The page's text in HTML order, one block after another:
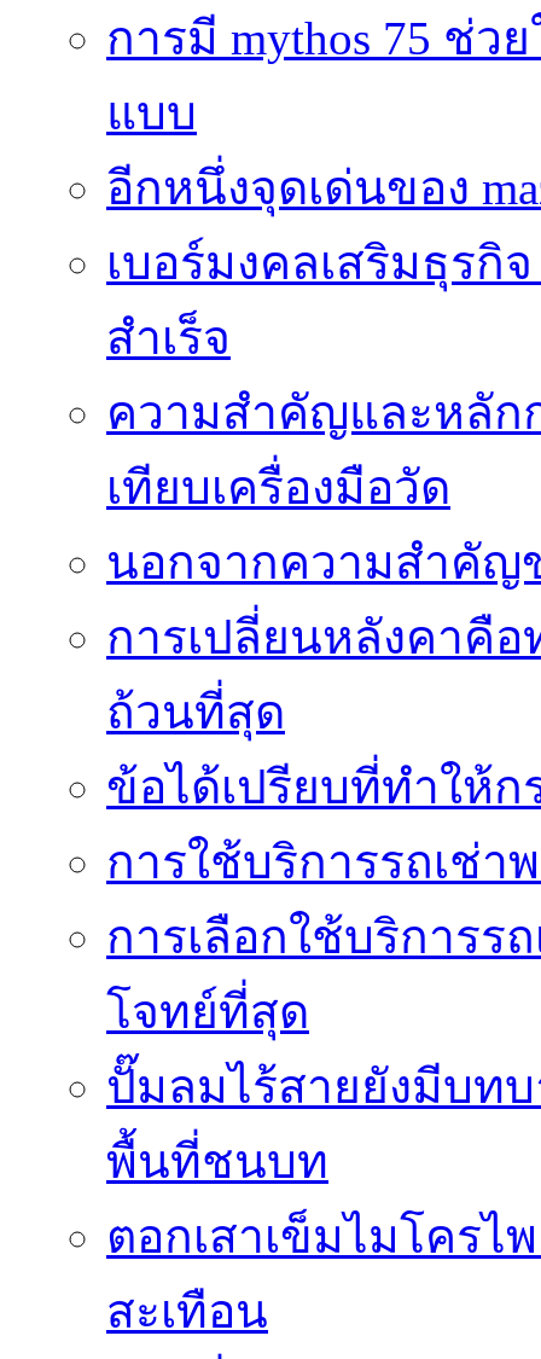
การมี mythos 75 ช่
แบบ
อีกหนึ่งจุดเด่นของ
เบอร์มงคลเสริมธุร
สำเร็จ
ความสำคัญและหลัก
เทียบเครื่องมือวัด
นอกจากความสำคัญ
การเปลี่ยนหลังคาคื
ถ้วนที่สุด
ข้อได้เปรียบที่ทำให้ก
การใช้บริการรถเช่
การเลือกใช้บริการร
โจทย์ที่สุด
ปั๊มลมไร้สายยังมีบท
พื้นที่ชนบท
ตอกเสาเข็มไมโคร
สะเทือน